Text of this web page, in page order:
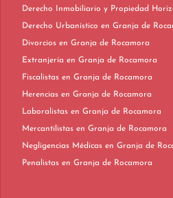
Derecho Urbanístico en Granja de
Divorcios en Granja de Rocamora
Extranjería en Granja de Rocamora
Fiscalistas en Granja de Rocamora
Herencias en Granja de Rocamora
Laboralistas en Granja de Rocamora
Mercantilistas en Granja de Rocamora
Negligencias Médicas en Granja
Penalistas en Granja de Rocamora